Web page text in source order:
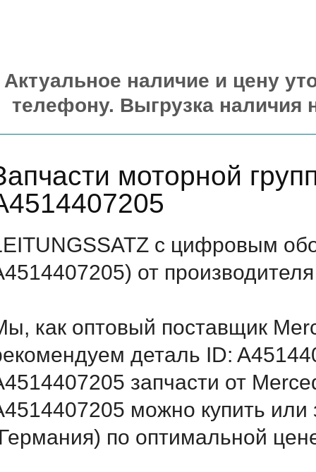
Актуальное наличие и цену
телефону. Выгрузка наличия
моторной
с цифровым
от
как оптовый поставщик
деталь ID:
запчасти от
можно купить или
по оптимальной